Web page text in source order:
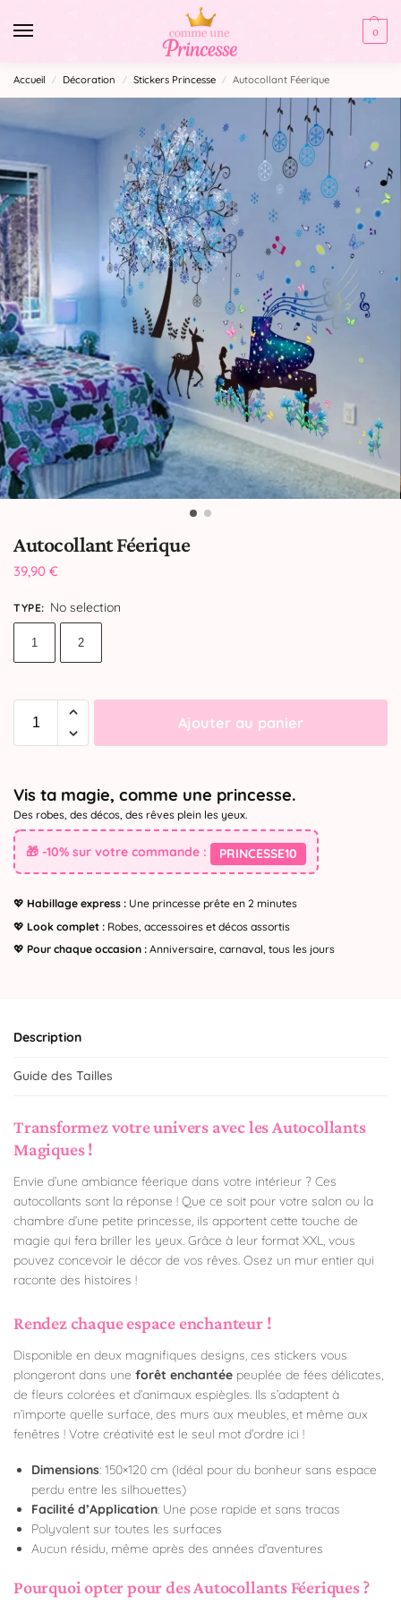
0
Accueil / Décoration / Stickers Princesse / Autocollant Féerique
Autocollant Féerique
39,90 €
TYPE: No selection
1 2
Ajouter au panier
Vis ta magie, comme une princesse.
Des robes, des décos, des rêves plein les yeux.
🎁 -10% sur votre commande : PRINCESSE10
💖 Habillage express : Une princesse prête en 2 minutes
💖 Look complet : Robes, accessoires et décos assortis
💖 Pour chaque occasion : Anniversaire, carnaval, tous les jours
Description
Guide des Tailles
Transformez votre univers avec les Autocollants
Magiques !
Envie d’une ambiance féerique dans votre intérieur ? Ces
autocollants sont la réponse ! Que ce soit pour votre salon ou la
chambre d’une petite princesse, ils apportent cette touche de
magie qui fera briller les yeux. Grâce à leur format XXL, vous
pouvez concevoir le décor de vos rêves. Osez un mur entier qui
raconte des histoires !
Rendez chaque espace enchanteur !
Disponible en deux magnifiques designs, ces stickers vous
plongeront dans une forêt enchantée peuplée de fées délicates,
de fleurs colorées et d’animaux espiègles. Ils s’adaptent à
n’importe quelle surface, des murs aux meubles, et même aux
fenêtres ! Votre créativité est le seul mot d’ordre ici !
Dimensions: 150×120 cm (idéal pour du bonheur sans espace
perdu entre les silhouettes)
Facilité d’Application: Une pose rapide et sans tracas
Polyvalent sur toutes les surfaces
Aucun résidu, même après des années d’aventures
Pourquoi opter pour des Autocollants Féeriques ?